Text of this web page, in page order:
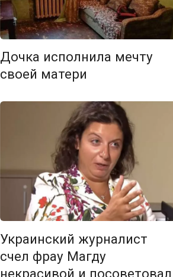
Дочка исполнила мечту
своей матери
Украинский журналист
счел фрау Магду
некрасивой и посоветовал